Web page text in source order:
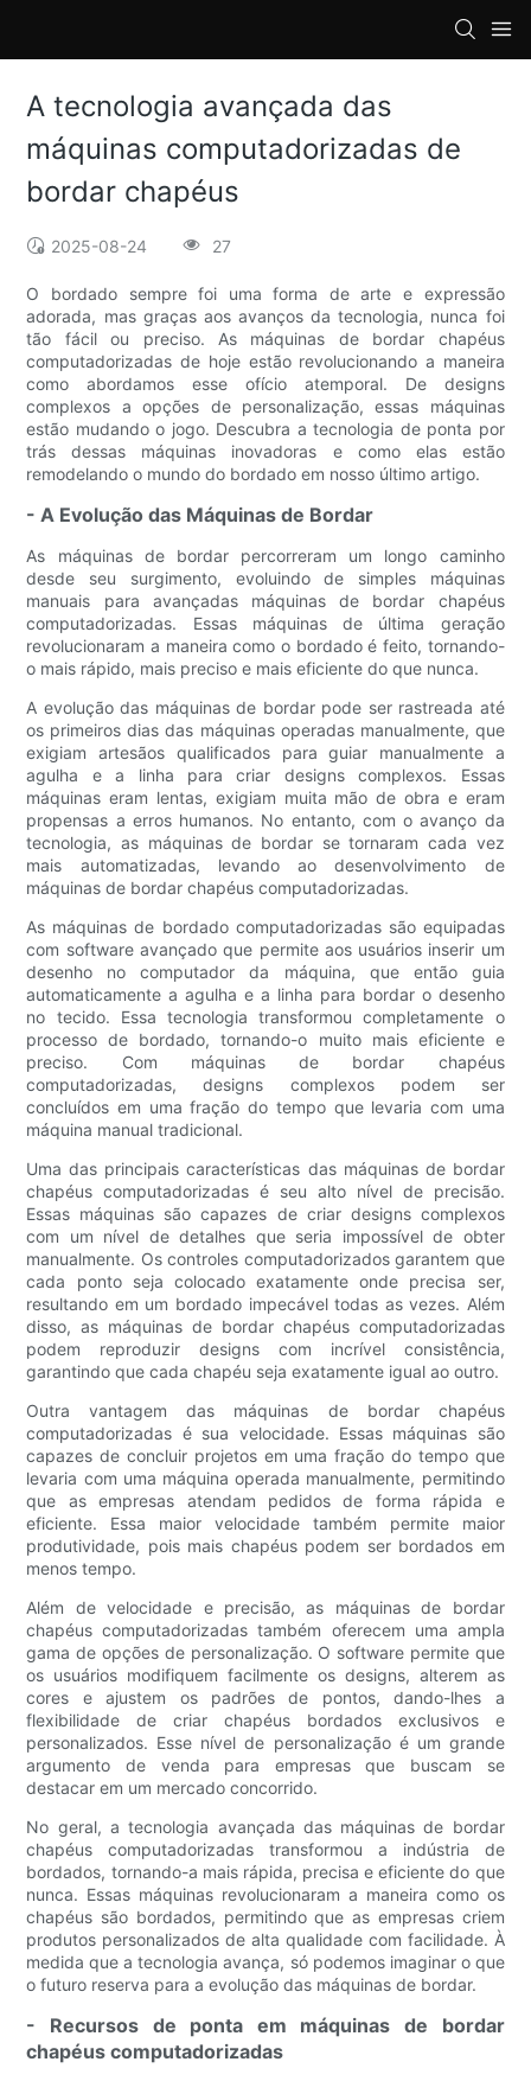
A tecnologia avançada das
máquinas computadorizadas de
bordar chapéus
2025-08-24 27
O bordado sempre foi uma forma de arte e expressão
adorada, mas graças aos avanços da tecnologia, nunca foi
tão fácil ou preciso. As máquinas de bordar chapéus
computadorizadas de hoje estão revolucionando a maneira
como abordamos esse ofício atemporal. De designs
complexos a opções de personalização, essas máquinas
estão mudando o jogo. Descubra a tecnologia de ponta por
trás dessas máquinas inovadoras e como elas estão
remodelando o mundo do bordado em nosso último artigo.
- A Evolução das Máquinas de Bordar
As máquinas de bordar percorreram um longo caminho
desde seu surgimento, evoluindo de simples máquinas
manuais para avançadas máquinas de bordar chapéus
computadorizadas. Essas máquinas de última geração
revolucionaram a maneira como o bordado é feito, tornando-
o mais rápido, mais preciso e mais eficiente do que nunca.
A evolução das máquinas de bordar pode ser rastreada até
os primeiros dias das máquinas operadas manualmente, que
exigiam artesãos qualificados para guiar manualmente a
agulha e a linha para criar designs complexos. Essas
máquinas eram lentas, exigiam muita mão de obra e eram
propensas a erros humanos. No entanto, com o avanço da
tecnologia, as máquinas de bordar se tornaram cada vez
mais automatizadas, levando ao desenvolvimento de
máquinas de bordar chapéus computadorizadas.
As máquinas de bordado computadorizadas são equipadas
com software avançado que permite aos usuários inserir um
desenho no computador da máquina, que então guia
automaticamente a agulha e a linha para bordar o desenho
no tecido. Essa tecnologia transformou completamente o
processo de bordado, tornando-o muito mais eficiente e
preciso. Com máquinas de bordar chapéus
computadorizadas, designs complexos podem ser
concluídos em uma fração do tempo que levaria com uma
máquina manual tradicional.
Uma das principais características das máquinas de bordar
chapéus computadorizadas é seu alto nível de precisão.
Essas máquinas são capazes de criar designs complexos
com um nível de detalhes que seria impossível de obter
manualmente. Os controles computadorizados garantem que
cada ponto seja colocado exatamente onde precisa ser,
resultando em um bordado impecável todas as vezes. Além
disso, as máquinas de bordar chapéus computadorizadas
podem reproduzir designs com incrível consistência,
garantindo que cada chapéu seja exatamente igual ao outro.
Outra vantagem das máquinas de bordar chapéus
computadorizadas é sua velocidade. Essas máquinas são
capazes de concluir projetos em uma fração do tempo que
levaria com uma máquina operada manualmente, permitindo
que as empresas atendam pedidos de forma rápida e
eficiente. Essa maior velocidade também permite maior
produtividade, pois mais chapéus podem ser bordados em
menos tempo.
Além de velocidade e precisão, as máquinas de bordar
chapéus computadorizadas também oferecem uma ampla
gama de opções de personalização. O software permite que
os usuários modifiquem facilmente os designs, alterem as
cores e ajustem os padrões de pontos, dando-lhes a
flexibilidade de criar chapéus bordados exclusivos e
personalizados. Esse nível de personalização é um grande
argumento de venda para empresas que buscam se
destacar em um mercado concorrido.
No geral, a tecnologia avançada das máquinas de bordar
chapéus computadorizadas transformou a indústria de
bordados, tornando-a mais rápida, precisa e eficiente do que
nunca. Essas máquinas revolucionaram a maneira como os
chapéus são bordados, permitindo que as empresas criem
produtos personalizados de alta qualidade com facilidade. À
medida que a tecnologia avança, só podemos imaginar o que
o futuro reserva para a evolução das máquinas de bordar.
- Recursos de ponta em máquinas de bordar
chapéus computadorizadas